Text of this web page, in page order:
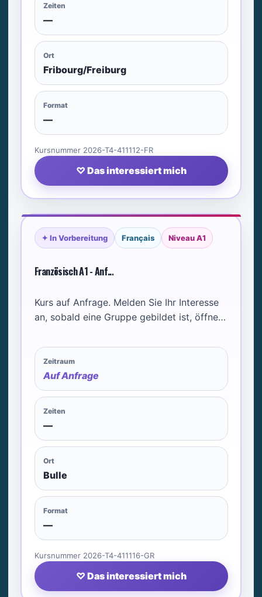
Zeiten
—
Ort
Fribourg/Freiburg
Format
—
Kursnummer 2026-T4-411112-FR
♡ Das interessiert mich
✦ In Vorbereitung Français Niveau A1
Französisch A1 - Anf...
Kurs auf Anfrage. Melden Sie Ihr Interesse
an, sobald eine Gruppe gebildet ist, öffnen
Zeitraum
Auf Anfrage
Zeiten
—
Ort
Bulle
Format
—
Kursnummer 2026-T4-411116-GR
♡ Das interessiert mich